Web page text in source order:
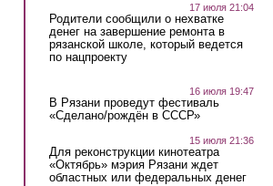
17 июля 21:04
Родители сообщили о нехватке
денег на завершение ремонта в
рязанской школе, который ведется
по нацпроекту
16 июля 19:47
В Рязани проведут фестиваль
«Сделано/рождён в СССР»
15 июля 21:36
Для реконструкции кинотеатра
«Октябрь» мэрия Рязани ждет
областных или федеральных денег